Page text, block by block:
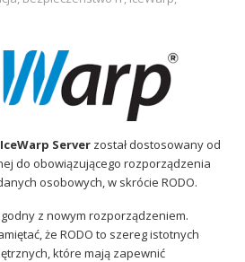
IceWarp Server został dostosowany od
do obowiązującego rozporządzenia
osobowych, w skrócie RODO.
z nowym rozporządzeniem.
że RODO to szereg istotnych
które mają zapewnić